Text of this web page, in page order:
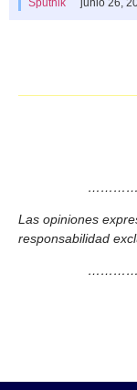
Las opiniones
responsabilidad